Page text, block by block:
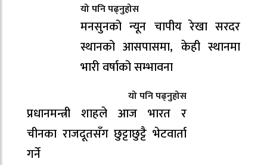
यो पनि पढ्नुहोस
मनसुनको न्यून चापीय रेखा सरदर
स्थानको आसपासमा, केही स्थानमा
भारी वर्षाको सम्भावना
यो पनि पढ्नुहोस
प्रधानमन्त्री शाहले आज भारत र
चीनका राजदूतसँग छुट्टाछुट्टै भेटवार्ता
गर्ने